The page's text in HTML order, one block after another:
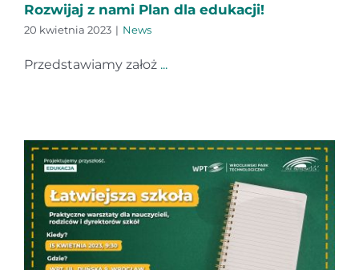
Rozwijaj z nami Plan dla edukacji!
20 kwietnia 2023 | News
Przedstawiamy założ ...